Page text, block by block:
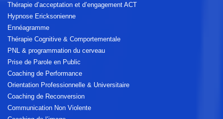
Thérapie d’acceptation et d’engagement ACT
Hypnose Ericksonienne
Ennéagramme
Thérapie Cognitive & Comportementale
PNL & programmation du cerveau
Prise de Parole en Public
Coaching de Performance
Orientation Professionnelle & Universitaire
Coaching de Reconversion
Communication Non Violente